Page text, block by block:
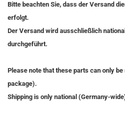
Bitte beachten Sie, dass der Versand
erfolgt.
Der Versand wird ausschließlich
durchgeführt.
Please note that these parts can only
package).
Shipping is only national (Germany-